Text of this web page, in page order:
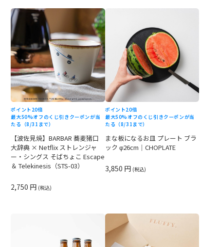
ポイント20倍
最大50%オフのくじ引きクーポンが当
たる（8/31まで）
【波佐見焼】BARBAR 蕎麦猪口
大辞典 × Netflix ストレンジャ
ー・シングス そばちょこ Escape
＆ Telekinesis（STS-03）
2,750 円 (税込)
ポイント20倍
最大50%オフのくじ引きクーポンが当
たる（8/31まで）
まな板になるお皿 プレート ブラ
ック φ26cm｜CHOPLATE
3,850 円 (税込)